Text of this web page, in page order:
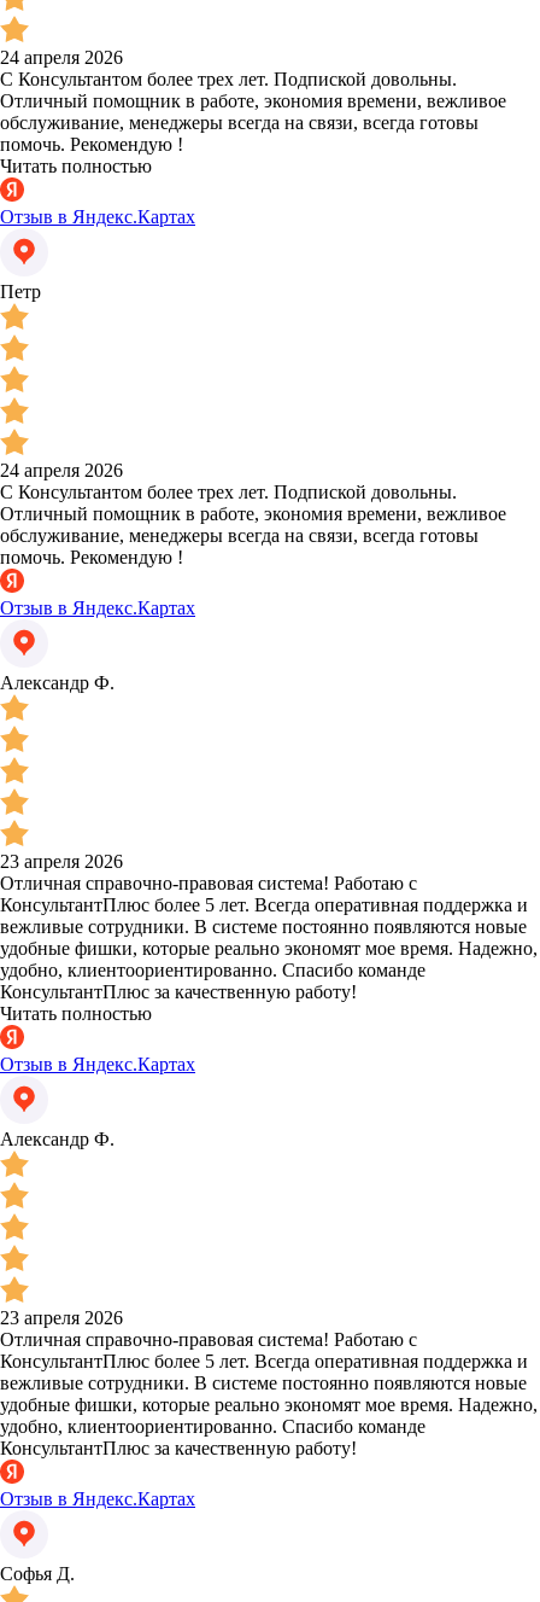
24 апреля 2026
С Консультантом более трех лет. Подпиской довольны.
Отличный помощник в работе, экономия времени, вежливое
обслуживание, менеджеры всегда на связи, всегда готовы
помочь. Рекомендую !
Читать полностью
Отзыв в Яндекс.Картах
Петр
24 апреля 2026
С Консультантом более трех лет. Подпиской довольны.
Отличный помощник в работе, экономия времени, вежливое
обслуживание, менеджеры всегда на связи, всегда готовы
помочь. Рекомендую !
Отзыв в Яндекс.Картах
Александр Ф.
23 апреля 2026
Отличная справочно-правовая система! Работаю с
КонсультантПлюс более 5 лет. Всегда оперативная поддержка и
вежливые сотрудники. В системе постоянно появляются новые
удобные фишки, которые реально экономят мое время. Надежно,
удобно, клиентоориентированно. Спасибо команде
КонсультантПлюс за качественную работу!
Читать полностью
Отзыв в Яндекс.Картах
Александр Ф.
23 апреля 2026
Отличная справочно-правовая система! Работаю с
КонсультантПлюс более 5 лет. Всегда оперативная поддержка и
вежливые сотрудники. В системе постоянно появляются новые
удобные фишки, которые реально экономят мое время. Надежно,
удобно, клиентоориентированно. Спасибо команде
КонсультантПлюс за качественную работу!
Отзыв в Яндекс.Картах
Софья Д.